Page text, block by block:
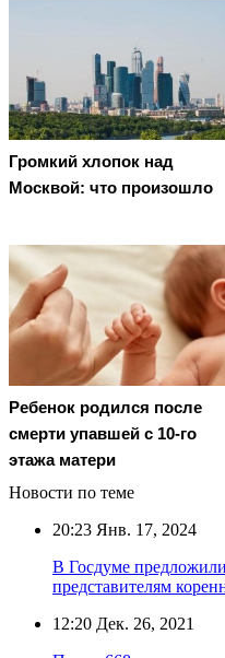
Громкий хлопок над
Москвой: что произошло
Ребенок родился после
смерти упавшей с 10-го
этажа матери
Новости по теме
20:23 Янв. 17, 2024
В Госдуме
представителям
12:20 Дек. 26, 2021